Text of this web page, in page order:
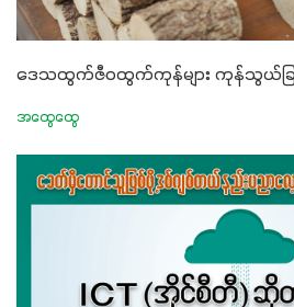
ဒေသထွက်ဇီဝထွက်ကုန်များ ကုန်သွယ်ခ
အထွေထွေ